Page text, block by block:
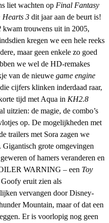
liet wachten op Final Fantasy
Hearts 3 dit jaar aan de beurt is!
kwam trouwens uit in 2005,
kregen we een hele reeks
maar geen enkele zo goed
we wel de HD-remakes
van de nieuwe game engine
cijfers klinken inderdaad raar,
tijd met Aqua in KH2.8
uitzien: de magie, de combo’s
op. De mogelijkheden met
trailers met Sora zagen we
grote omgevingen
of hamers veranderen en
WARNING – een Toy
eruit zien als
lijken vervangen door Disney-
Mountain, maar of dat een
Er is voorlopig nog geen